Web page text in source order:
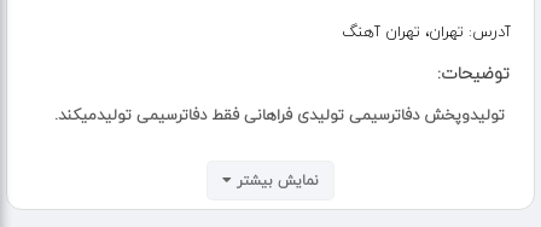
آدرس: تهران، تهران آهنگ
توضیحات:
تولیدوپخش دفاترسیمی تولیدی فراهانی فقط دفاترسیمی تولیدمیکند.
نمایش بیشتر